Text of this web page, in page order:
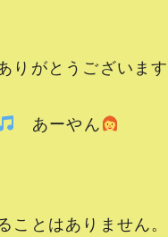
りがとうございま
あーやん
ことはありません。